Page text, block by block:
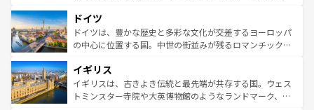
せる。地方によって風土や気候が異なるスペインはその個
性で訪れる人を魅了する。 なお、新着のスペイン情報は コ
ンテンツ一覧を参照してほしい。
で、幅広い魅力が詰まっている。華麗な宮殿、歴史的な大
聖堂、美しいビーチ、そして豊かな自然が、訪れる者を心
から魅了する。また、フランスは美食の国としても知ら
いる。シャンパンの発祥地であるランス、プロヴァンスの
香り高いラベンダー畑など、多彩な楽しみ方が可能だ。さ
らに、パリ以外の地域にも魅力が溢れており、どの街角に
ドイツ
ドイツは、豊かな歴史と多彩な文化が交差するヨーロッパ
の中心に位置する国。中世の街並みが残るロマンチック街
顔を持つこの国は、どこを歩いても飽きることがない。ベ
ルリンの文化的活気、バイエルン州のアルプスの絶景、そ
してライン川沿いのワイン畑といった風景は必見。ビール
イギリス
イギリスは、古きよき伝統と最先端が共存する国。ウェス
トミンスター寺院や大英博物館のようなランドマーク、歴